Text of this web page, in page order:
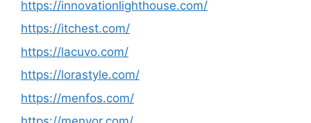
https://innovationlighthouse.com/
https://itchest.com/
https://lacuvo.com/
https://lorastyle.com/
https://menfos.com/